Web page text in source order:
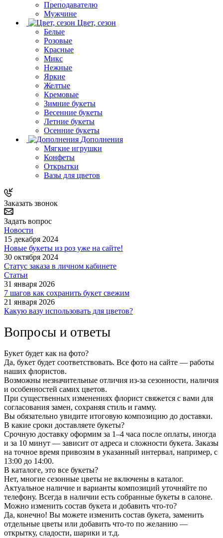
Преподавателю
Мужчине
Цвет, сезон
Белые
Розовые
Красные
Микс
Нежные
Яркие
Желтые
Кремовые
Зимние букеты
Весенние букеты
Летние букеты
Осенние букеты
Дополнения
Мягкие игрушки
Конфеты
Открытки
Вазы для цветов
Заказать звонок
Задать вопрос
Новости
15 декабря 2024
Новые букеты из роз уже на сайте!
30 октября 2024
Статус заказа в личном кабинете
Статьи
31 января 2026
7 шагов как сохранить букет свежим
21 января 2026
Какую вазу использовать для цветов?
Вопросы и ответы
Букет будет как на фото?
Да, букет будет соответствовать. Все фото на сайте — работы
наших флористов.
Возможны незначительные отличия из-за сезонности, наличия
и особенностей самих цветов.
При существенных изменениях флорист свяжется с вами для
согласования замен, сохраняя стиль и гамму.
Вы обязательно увидите итоговую композицию до доставки.
В какие сроки доставляете букеты?
Срочную доставку оформим за 1–4 часа после оплаты, иногда
и за 10 минут — зависит от адреса и сложности букета. Заказы
на точное время привозим в указанный интервал, например, с
13:00 до 14:00.
В каталоге, это все букеты?
Нет, многие сезонные цветы не включены в каталог.
Актуальное наличие и варианты композиций уточняйте по
телефону. Всегда в наличии есть собранные букеты в салоне.
Можно изменить состав букета и добавить что-то?
Да, конечно! Вы можете изменить состав букета, заменить
отдельные цветы или добавить что-то по желанию —
открытку, сладости, шарики и т.д.